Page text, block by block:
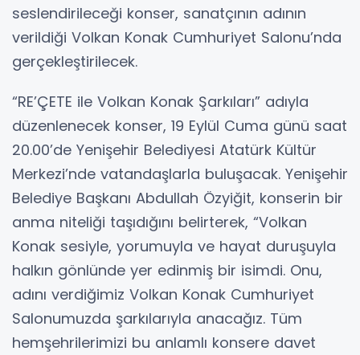
seslendirileceği konser, sanatçının adının
verildiği Volkan Konak Cumhuriyet Salonu’nda
gerçekleştirilecek.
“RE’ÇETE ile Volkan Konak Şarkıları” adıyla
düzenlenecek konser, 19 Eylül Cuma günü saat
20.00’de Yenişehir Belediyesi Atatürk Kültür
Merkezi’nde vatandaşlarla buluşacak. Yenişehir
Belediye Başkanı Abdullah Özyiğit, konserin bir
anma niteliği taşıdığını belirterek, “Volkan
Konak sesiyle, yorumuyla ve hayat duruşuyla
halkın gönlünde yer edinmiş bir isimdi. Onu,
adını verdiğimiz Volkan Konak Cumhuriyet
Salonumuzda şarkılarıyla anacağız. Tüm
hemşehrilerimizi bu anlamlı konsere davet